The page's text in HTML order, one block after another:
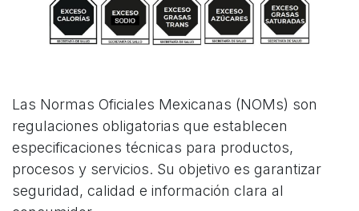
Las Normas Oficiales Mexicanas (NOMs) son
regulaciones obligatorias que establecen
especificaciones técnicas para productos,
procesos y servicios. Su objetivo es garantizar
seguridad, calidad e información clara al